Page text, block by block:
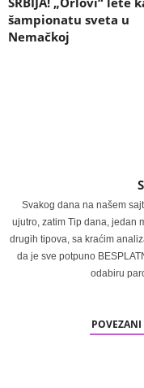
šampionatu sveta u
Nemačkoj
Svakog dana na našem
ujutro, zatim Tip dana, jedan
drugih tipova, sa kraćim
da je sve potpuno
odabiru